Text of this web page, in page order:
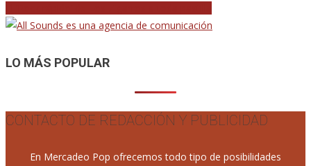
de
entradas
LO MÁS POPULAR
CONTACTO DE REDACCIÓN Y PUBLICIDAD
En Mercadeo Pop ofrecemos todo tipo de posibilidades